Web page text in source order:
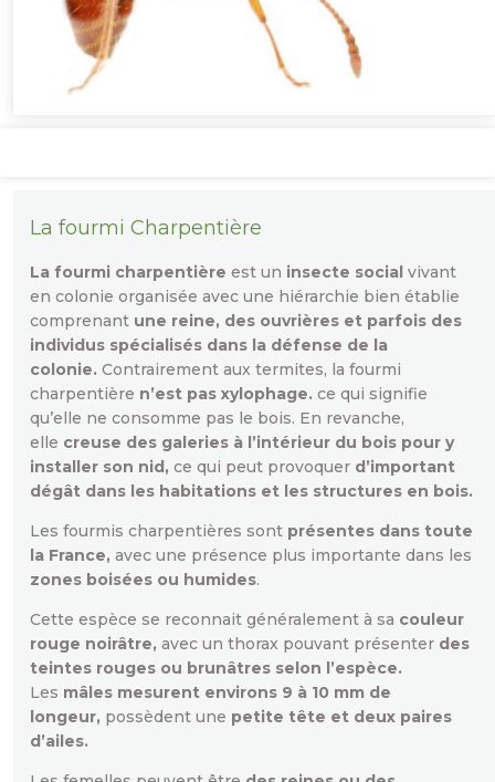
La fourmi Charpentière
La fourmi charpentière est un insecte social vivant
en colonie organisée avec une hiérarchie bien établie
comprenant une reine, des ouvrières et parfois des
individus spécialisés dans la défense de la
colonie. Contrairement aux termites, la fourmi
charpentière n’est pas xylophage. ce qui signifie
qu’elle ne consomme pas le bois. En revanche,
elle creuse des galeries à l’intérieur du bois pour y
installer son nid, ce qui peut provoquer d’important
dégât dans les habitations et les structures en bois.
Les fourmis charpentières sont présentes dans toute
la France, avec une présence plus importante dans les
zones boisées ou humides.
Cette espèce se reconnait généralement à sa couleur
rouge noirâtre, avec un thorax pouvant présenter des
teintes rouges ou brunâtres selon l’espèce.
Les mâles mesurent environs 9 à 10 mm de
longeur, possèdent une petite tête et deux paires
d’ailes.